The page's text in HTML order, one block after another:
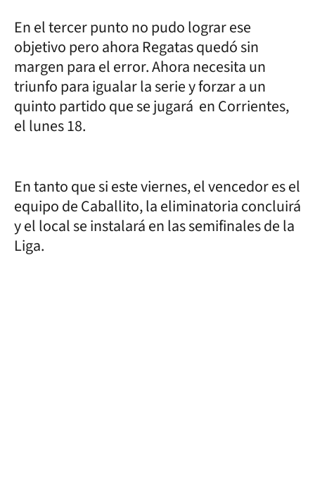
En el tercer punto no pudo lograr ese
objetivo pero ahora Regatas quedó sin
margen para el error. Ahora necesita un
triunfo para igualar la serie y forzar a un
quinto partido que se jugará en Corrientes,
el lunes 18.
En tanto que si este viernes, el vencedor es el
equipo de Caballito, la eliminatoria concluirá
y el local se instalará en las semifinales de la
Liga.